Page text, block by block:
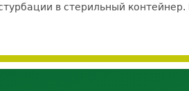
в стерильный